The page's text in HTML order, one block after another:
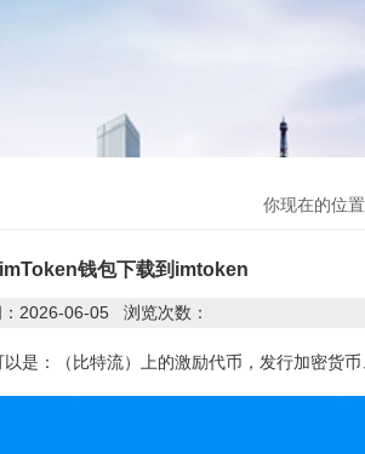
你现在的位置
钱包下载到imtoken
：2026-06-05 浏览次数：
是：（比特流）上的激励代币，发行加密货